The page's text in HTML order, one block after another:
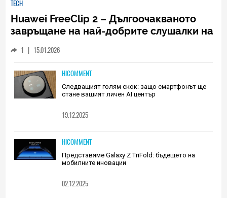
TECH
Huawei FreeClip 2 – Дългоочакваното
завръщане на най-добрите слушалки на
1 | 15.01.2026
HICOMMENT
Следващият голям скок: защо смартфонът ще
стане вашият личен AI център
19.12.2025
HICOMMENT
Представяме Galaxy Z TriFold: бъдещето на
мобилните иновации
02.12.2025